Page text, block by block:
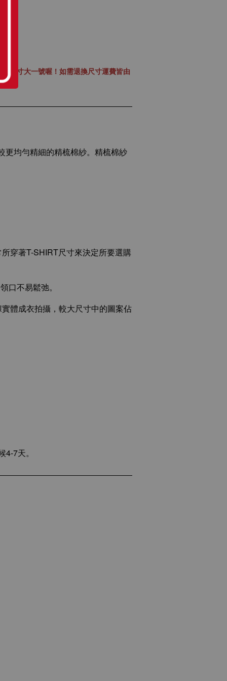
尺寸大一號喔！如需退換尺寸運費皆由
更均勻精細的精梳棉紗。精梳棉紗
穿著T-SHIRT尺寸來決定所要選購
口不易鬆弛。
體成衣拍攝，較大尺寸中的圖案佔
7天。